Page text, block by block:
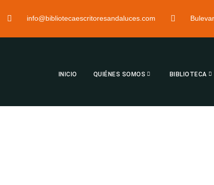
info@bibliotecaescritoresandaluces.com
INICIO QUIÉNES SOMOS BIBLIOTECA